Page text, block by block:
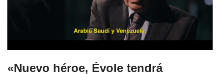
«Nuevo héroe, Évole tendrá